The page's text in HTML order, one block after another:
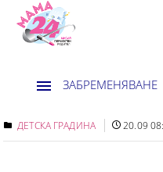
ЗАБРЕМЕНЯВАНЕ
ДОМ НОВИНИ
ДЕТСКА ГРАДИНА 20.09